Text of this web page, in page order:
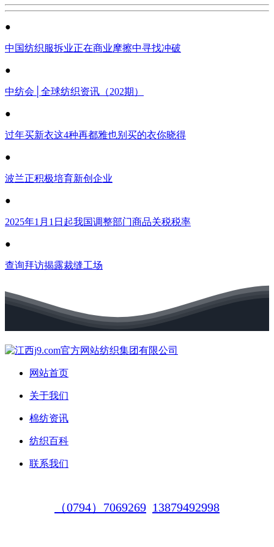
●
中国纺织服拆业正在商业摩擦中寻找冲破
●
中纺会│全球纺织资讯（202期）
●
过年买新衣这4种再都雅也别买的衣你晓得
●
波兰正积极培育新创企业
●
2025年1月1日起我国调整部门商品关税税率
●
查询拜访揭露裁缝工场
网站首页
关于我们
棉纺资讯
纺织百科
联系我们
（0794）7069269 13879492998